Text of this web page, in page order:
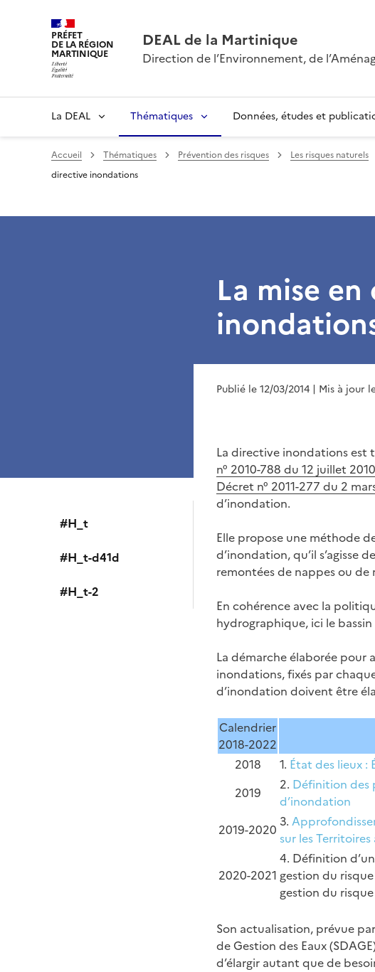
PRÉFET
DE LA RÉGION
MARTINIQUE
DEAL de la Martinique
Direction de l’Environnement, de
La DEAL Thématiques Données, études et
Accueil Thématiques Prévention des risques Les risques naturels
directive inondations
#H_t
#H_t-d41d
#H_t-2
La mise
Publié le 12/03/2014 | Mis à jour
La directive inondations est
n° 2010-788 du 12 juillet 2010
Décret n° 2011-277 du 2
d’inondation.
Elle propose une méthode
d’inondation, qu’il s’agisse
remontées de nappes ou de
En cohérence avec la
hydrographique, ici le
La démarche élaborée pour
inondations, fixés par
d’inondation doivent être
Calendrier
2018-2022
2018
1. État des lieux :
2019
2. Définition des
d’inondation
2019-2020 3.
sur les
2020-2021
4. Définition
gestion du
gestion du
Son actualisation, prévue
de Gestion des Eaux
d’élargir autant que de